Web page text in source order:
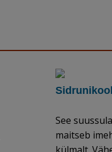
See
maitseb